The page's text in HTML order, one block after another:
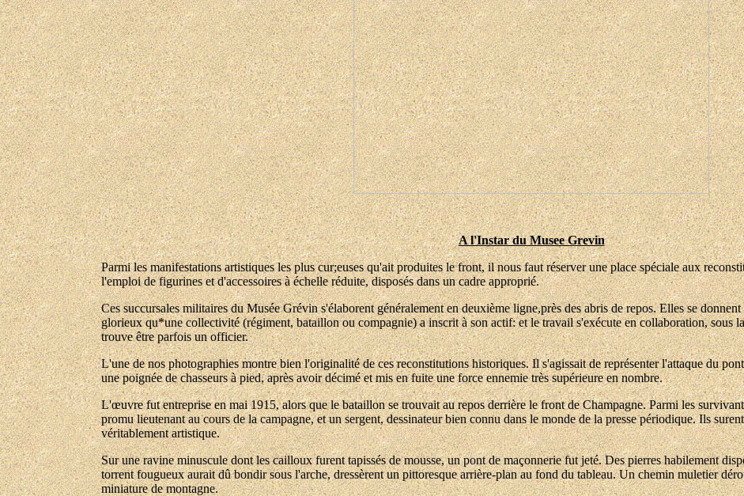
A l'Instar du Musee Grevin
Parmi les manifestations artistiques les plus cur;euses qu'ait produites le front, il nous faut réserver une place spéciale aux
l'emploi de figurines et d'accessoires à échelle réduite, disposés dans un cadre approprié.
Ces succursales militaires du Musée Grévin s'élaborent généralement en deuxième ligne,près des abris de repos. Elles se
glorieux qu*une collectivité (régiment, bataillon ou compagnie) a inscrit à son actif: et le travail s'exécute en collaboration, sous
trouve être parfois un officier.
L'une de nos photographies montre bien l'originalité de ces reconstitutions historiques. Il s'agissait de représenter l'attaque du
une poignée de chasseurs à pied, après avoir décimé et mis en fuite une force ennemie très supérieure en nombre.
L'œuvre fut entreprise en mai 1915, alors que le bataillon se trouvait au repos derrière le front de Champagne. Parmi les
promu lieutenant au cours de la campagne, et un sergent, dessinateur bien connu dans le monde de la presse périodique. Ils
véritablement artistique.
Sur une ravine minuscule dont les cailloux furent tapissés de mousse, un pont de maçonnerie fut jeté. Des pierres habilement
torrent fougueux aurait dû bondir sous l'arche, dressèrent un pittoresque arrière-plan au fond du tableau. Un chemin muletier
miniature de montagne.